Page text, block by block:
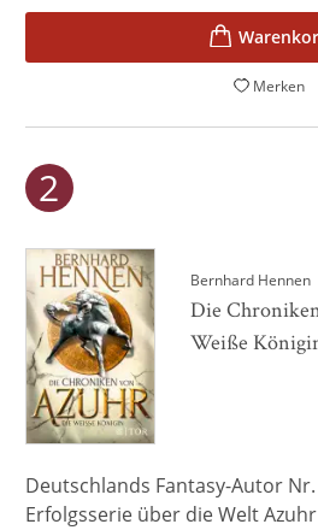
Merken
Bernhard Hennen
Die
Weiße
Deutschlands Fantasy-Autor
Erfolgsserie über die Welt